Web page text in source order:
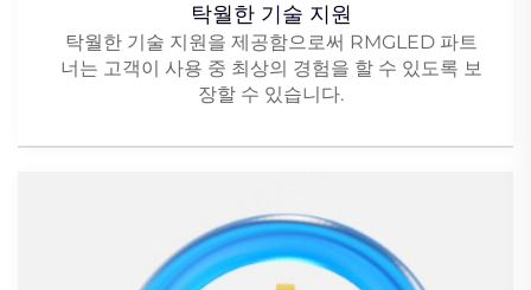
탁월한 기술 지원
탁월한 기술 지원을 제공함으로써 RMGLED 파트
너는 고객이 사용 중 최상의 경험을 할 수 있도록 보
장할 수 있습니다.